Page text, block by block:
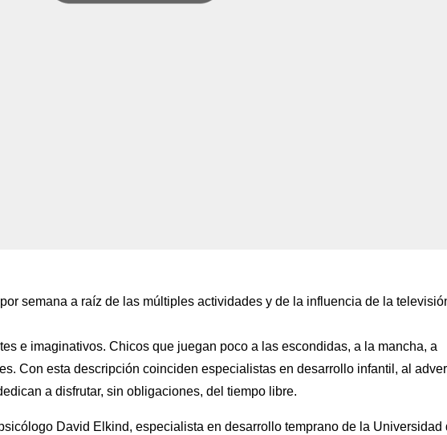
semana a raíz de las múltiples actividades y de la influencia de la
e imaginativos. Chicos que juegan poco a las escondidas, a la mancha, a
Con esta descripción coinciden especialistas en desarrollo infantil, al
a disfrutar, sin obligaciones, del tiempo libre.
David Elkind, especialista en desarrollo temprano de la Universidad